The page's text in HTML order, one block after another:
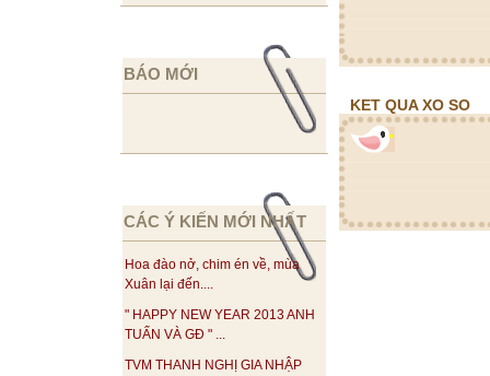
BÁO MỚI
CÁC Ý KIẾN MỚI NHẤT
Hoa đào nở, chim én về, mùa
Xuân lại đến....
" HAPPY NEW YEAR 2013 ANH
TUẤN VÀ GĐ " ...
TVM THANH NGHỊ GIA NHẬP
KET QUA XO SO